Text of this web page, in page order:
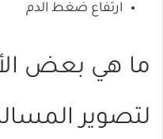
ارتفاع ضغط الدم
ما هي بعض
لتصوير